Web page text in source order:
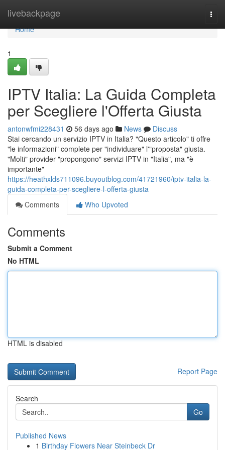
livebackpage
Home
Home
1
IPTV Italia: La Guida Completa
per Scegliere l'Offerta Giusta
antonwfmi228431 56 days ago News
Discuss
Stai cercando un servizio IPTV in Italia? "Questo articolo" ti offre
"le informazioni" complete per "individuare" l'"proposta" giusta.
"Molti" provider "propongono" servizi IPTV in "Italia", ma "è
importante"
https://heathxlds711096.buyoutblog.com/41721960/iptv-italia-la-
guida-completa-per-scegliere-l-offerta-giusta
Comments
Who Upvoted
Comments
Submit a Comment
No HTML
HTML is disabled
Report Page
Search
Go
Published News
1 Birthday Flowers Near Steinbeck Dr